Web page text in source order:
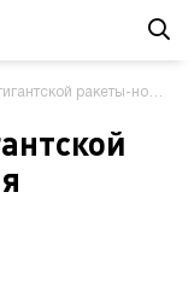
носителя для освоения космоса